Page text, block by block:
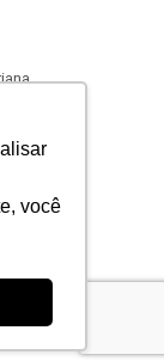
você
nosso